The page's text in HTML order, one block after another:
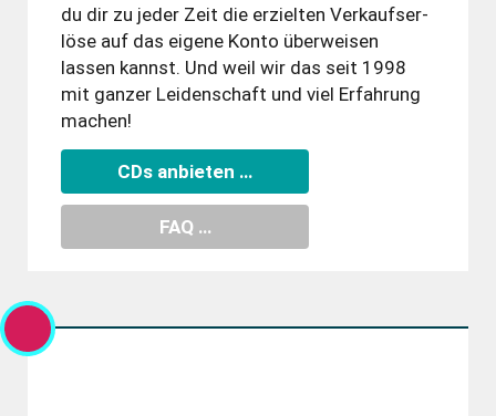
du dir zu jeder Zeit die erzielten Ver­kaufs­er­
löse auf das eigene Konto über­weisen
lassen kannst. Und weil wir das seit 1998
mit ganzer Leiden­schaft und viel Erfahrung
machen!
CDs anbieten …
FAQ …